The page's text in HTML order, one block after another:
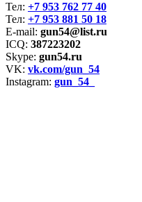
Тел: +7 953 762 77 40
Тел: +7 953 881 50 18
E-mail: gun54@list.ru
ICQ: 387223202
Skype: gun54.ru
VK: vk.com/gun_54
Instagram: gun_54_